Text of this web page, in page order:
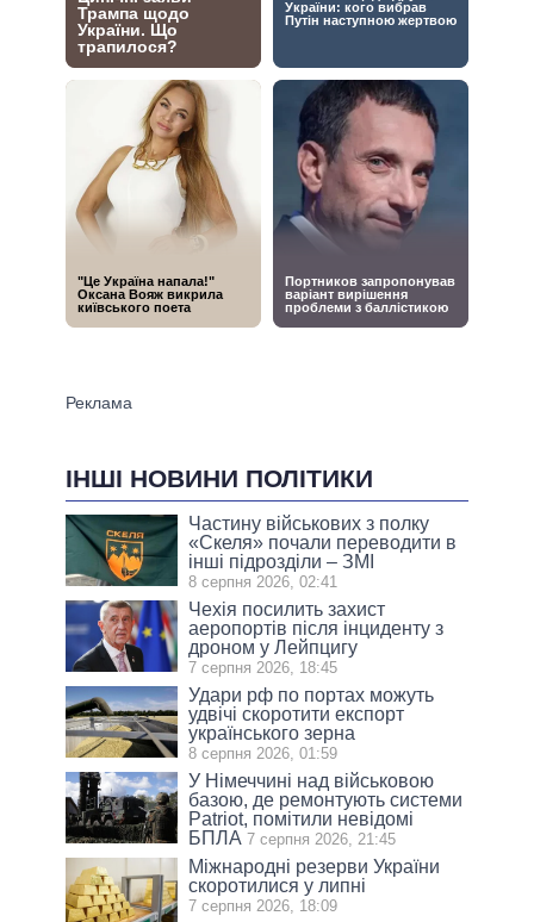
ІНШІ НОВИНИ ПОЛІТИКИ
Частину військових з полку
«Скеля» почали переводити в
інші підрозділи – ЗМІ
8 серпня 2026, 02:41
Чехія посилить захист
аеропортів після інциденту з
дроном у Лейпцигу
7 серпня 2026, 18:45
Удари рф по портах можуть
удвічі скоротити експорт
українського зерна
8 серпня 2026, 01:59
У Німеччині над військовою
базою, де ремонтують системи
Patriot, помітили невідомі
БПЛА 7 серпня 2026, 21:45
Міжнародні резерви України
скоротилися у липні
7 серпня 2026, 18:09